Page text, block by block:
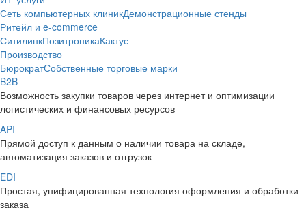
Сеть компьютерных клиникДемонстрационные стенды
Ритейл и e-commerce
СитилинкПозитроникаКактус
Производство
БюрократСобственные торговые марки
B2B
Возможность закупки товаров через интернет и оптимизации
логистических и финансовых ресурсов
API
Прямой доступ к данным о наличии товара на складе,
автоматизация заказов и отгрузок
EDI
Простая, унифицированная технология оформления и обработки
заказа